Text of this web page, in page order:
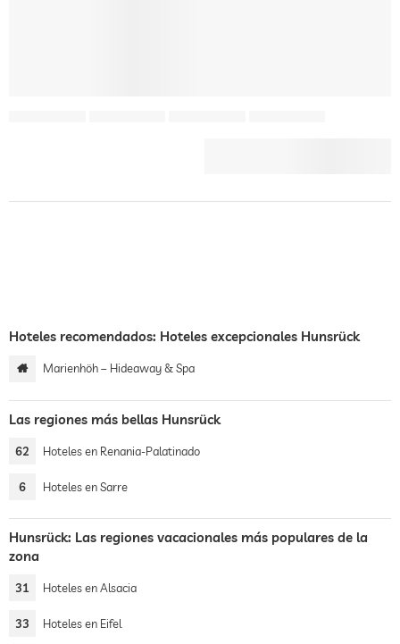
Hoteles recomendados: Hoteles excepcionales Hunsrück
Marienhöh – Hideaway & Spa
Las regiones más bellas Hunsrück
62 Hoteles en Renania-Palatinado
6 Hoteles en Sarre
Hunsrück: Las regiones vacacionales más populares de la
zona
31 Hoteles en Alsacia
33 Hoteles en Eifel